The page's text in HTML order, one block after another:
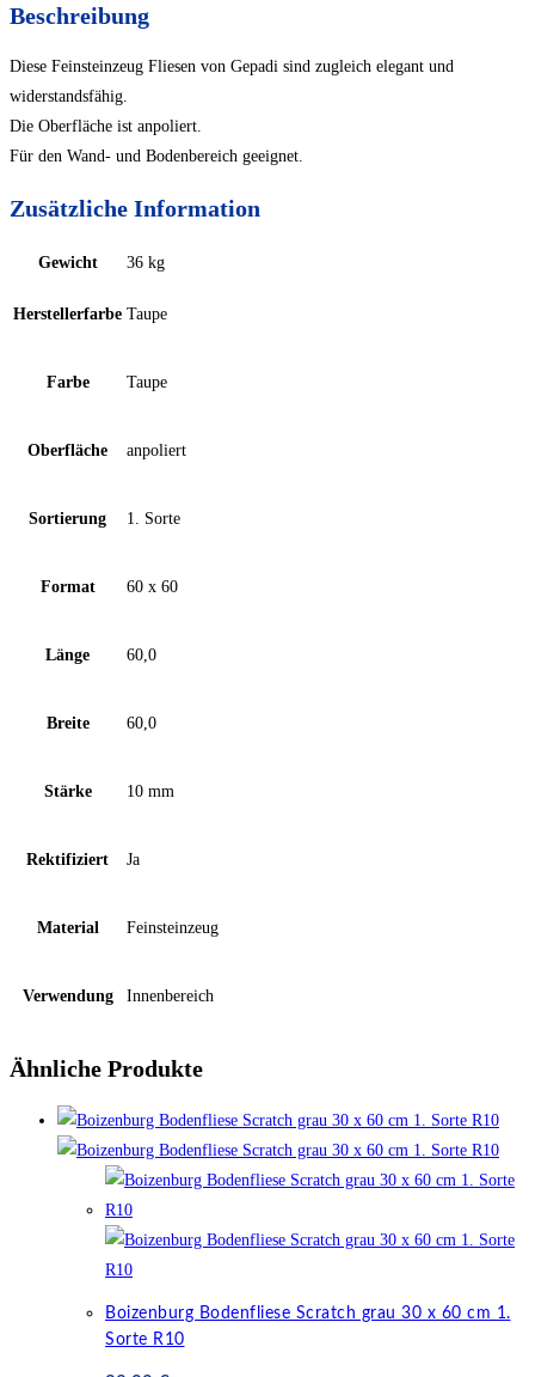
Beschreibung
Diese Feinsteinzeug Fliesen von Gepadi sind zugleich elegant und
widerstandsfähig.
Die Oberfläche ist anpoliert.
Für den Wand- und Bodenbereich geeignet.
Zusätzliche Information
Gewicht 36 kg
Herstellerfarbe Taupe
Farbe Taupe
Oberfläche anpoliert
Sortierung 1. Sorte
Format 60 x 60
Länge 60,0
Breite 60,0
Stärke 10 mm
Rektifiziert Ja
Material Feinsteinzeug
Verwendung Innenbereich
Ähnliche Produkte
Boizenburg Bodenfliese Scratch grau 30 x 60 cm 1.
Sorte R10